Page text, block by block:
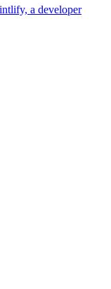
a developer